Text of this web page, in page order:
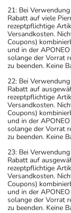
21: Bei
Rabatt auf viele
rezeptpflichtige
Versandkosten.
Coupons)
und in der
solange der Vorrat
zu beenden. Keine
22: Bei
Rabatt auf
rezeptpflichtige
Versandkosten.
Coupons)
und in der
solange der Vorrat
zu beenden. Keine
23: Bei
Rabatt auf
rezeptpflichtige
Versandkosten.
Coupons)
und in der
solange der Vorrat
zu beenden. Keine